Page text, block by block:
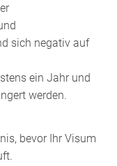
sich negativ auf
ein Jahr und
werden.
bevor Ihr Visum